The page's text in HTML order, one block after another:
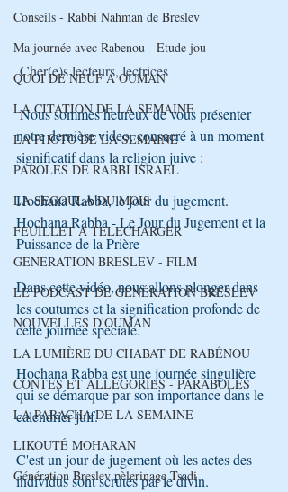
Conseils - Rabbi Nahman de Breslev
Ma journée avec Rabenou - Etude jou
QUOI DE NEUF A OUMAN
LA CITATION DE LA SEMAINE
LA PHOTO DE LA SEMAINE
PAROLES DE RABBI ISRAEL
LA SEGOULA DU MOIS
FEUILLET A TELECHARGER
GENERATION BRESLEV - FILM
LE PODCAST DE GÉNÉRATION BRESLEV
NOUVELLES D'OUMAN
LA LUMIÈRE DU CHABAT DE RABÉNOU
CONTES ET ALLÉGORIES - PARABOLES
LA PARACHA DE LA SEMAINE
LIKOUTÉ MOHARAN
Génération Breslev pèlerinage Tsadi
Cher(e)s lecteurs, lectrices
Nous sommes heureux de vous présenter
notre dernière video, consacré à un moment
significatif dans la religion juive :
Hochana Rabba, le jour du jugement.
Hochana Rabba - Le Jour du Jugement et la
Puissance de la Prière
Dans cette vidéo, nous allons plonger dans
les coutumes et la signification profonde de
cette journée spéciale.
Hochana Rabba est une journée singulière
qui se démarque par son importance dans le
calendrier juif.
C'est un jour de jugement où les actes des
individus sont scrutés par le divin.